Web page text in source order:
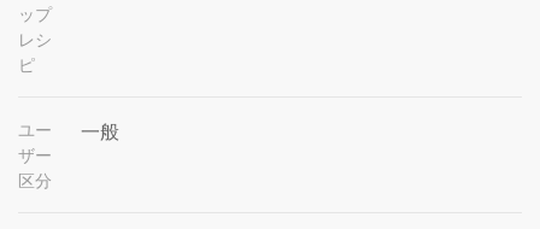
ップ
レシ
ピ
ユー
ザー
区分
一般